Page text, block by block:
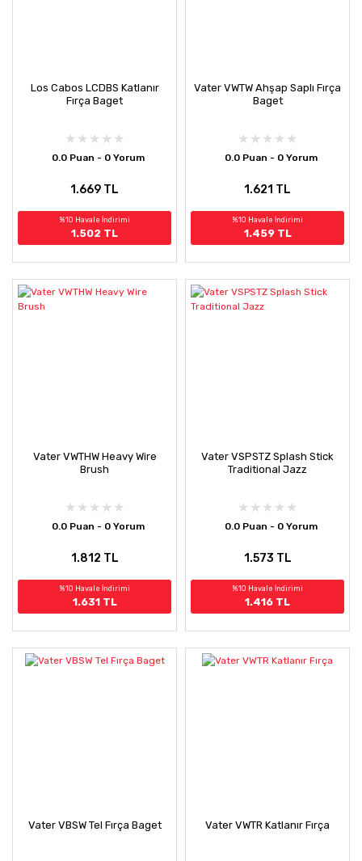
Los Cabos LCDBS Katlanır
Fırça Baget
0.0 Puan - 0 Yorum
1.669 TL
%10 Havale İndirimi
1.502 TL
Vater VWTW Ahşap Saplı Fırça
Baget
0.0 Puan - 0 Yorum
1.621 TL
%10 Havale İndirimi
1.459 TL
Vater VWTHW Heavy Wire
Brush
0.0 Puan - 0 Yorum
1.812 TL
%10 Havale İndirimi
1.631 TL
Vater VSPSTZ Splash Stick
Traditional Jazz
0.0 Puan - 0 Yorum
1.573 TL
%10 Havale İndirimi
1.416 TL
Vater VBSW Tel Fırça Baget Vater VWTR Katlanır Fırça